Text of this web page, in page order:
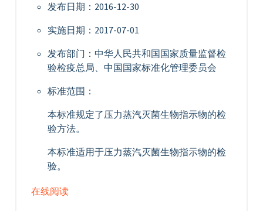
发布日期：2016-12-30
实施日期：2017-07-01
发布部门：中华人民共和国国家质量监督检
验检疫总局、中国国家标准化管理委员会
标准范围：
本标准规定了压力蒸汽灭菌生物指示物的检
验方法。
本标准适用于压力蒸汽灭菌生物指示物的检
验。
在线阅读